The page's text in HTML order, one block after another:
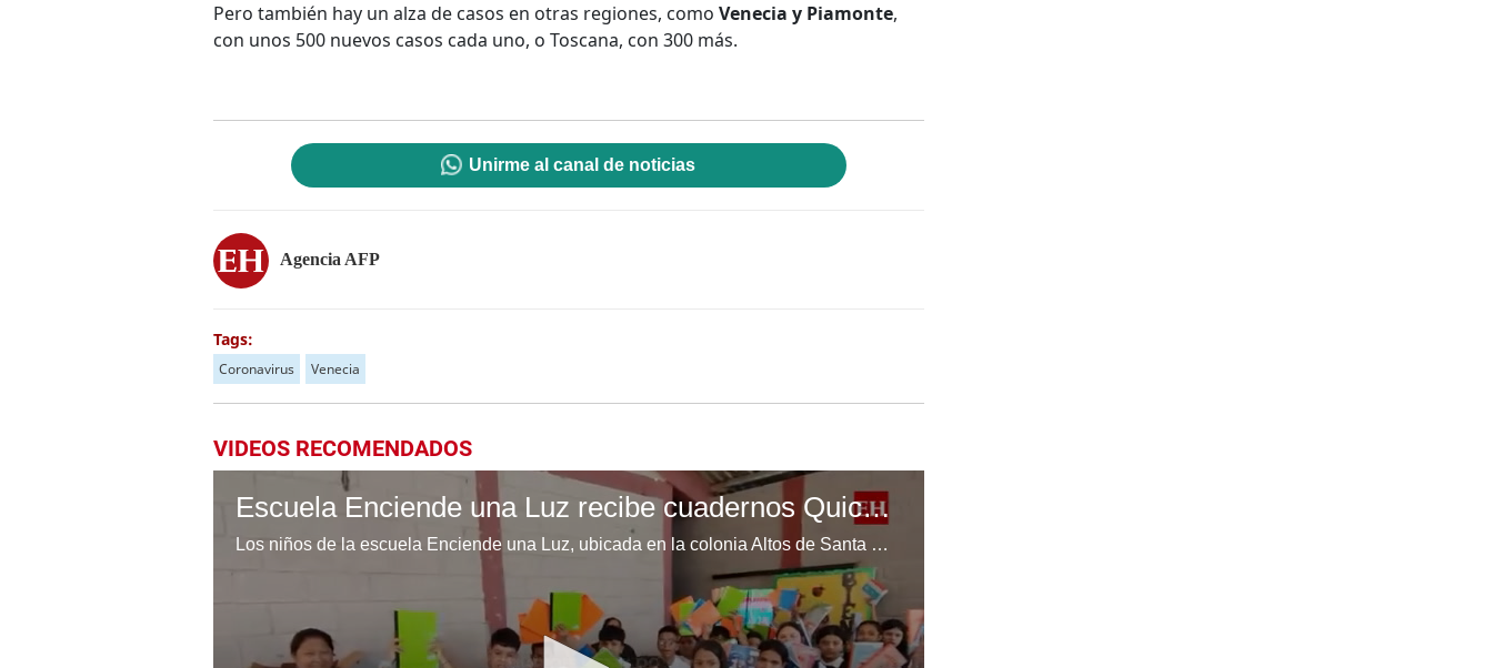
Pero también hay un alza de casos en otras regiones, como Venecia y Piamonte,
con unos 500 nuevos casos cada uno, o Toscana, con 300 más.
Unirme al canal de noticias
Agencia AFP
Tags:
Coronavirus Venecia
VIDEOS RECOMENDADOS
Escuela Enciende una Luz recibe cuadernos Quick, gracias a la Maratón del Saber
Los niños de la escuela Enciende una Luz, ubicada en la colonia Altos de Santa Rosa, al sur de Tegucigalpa, recibieron cuadernos Quick como parte de la Campaña Maratón del Saber.